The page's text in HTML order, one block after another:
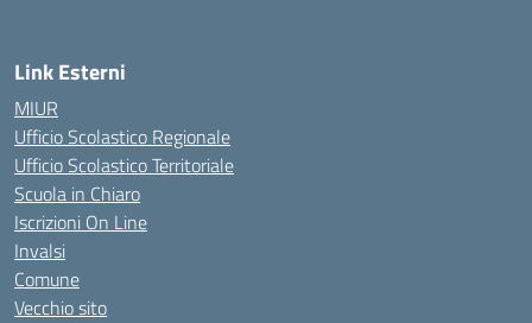
Link Esterni
MIUR
Ufficio Scolastico Regionale
Ufficio Scolastico Territoriale
Scuola in Chiaro
Iscrizioni On Line
Invalsi
Comune
Vecchio sito